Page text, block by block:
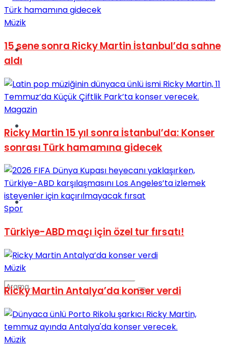
Tatil
Podcast
Müzik
15 sene sonra Ricky Martin İstanbul’da sahne
aldı
Magazin
Ricky Martin 15 yıl sonra İstanbul’da: Konser
sonrası Türk hamamına gidecek
Spor
Türkiye-ABD maçı için özel tur fırsatı!
Müzik
Ricky Martin Antalya’da konser verdi
Müzik